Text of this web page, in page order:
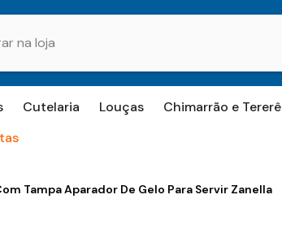
Cutelaria Louças Chimarrão e Tererê
Tampa Aparador De Gelo Para Servir Zanella